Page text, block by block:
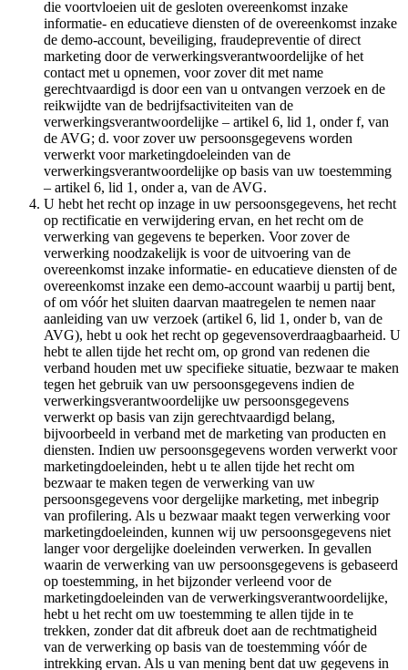
die voortvloeien uit de gesloten overeenkomst inzake
informatie- en educatieve diensten of de overeenkomst inzake
de demo-account, beveiliging, fraudepreventie of direct
marketing door de verwerkingsverantwoordelijke of het
contact met u opnemen, voor zover dit met name
gerechtvaardigd is door een van u ontvangen verzoek en de
reikwijdte van de bedrijfsactiviteiten van de
verwerkingsverantwoordelijke – artikel 6, lid 1, onder f, van
de AVG; d. voor zover uw persoonsgegevens worden
verwerkt voor marketingdoeleinden van de
verwerkingsverantwoordelijke op basis van uw toestemming
– artikel 6, lid 1, onder a, van de AVG.
U hebt het recht op inzage in uw persoonsgegevens, het recht
op rectificatie en verwijdering ervan, en het recht om de
verwerking van gegevens te beperken. Voor zover de
verwerking noodzakelijk is voor de uitvoering van de
overeenkomst inzake informatie- en educatieve diensten of de
overeenkomst inzake een demo-account waarbij u partij bent,
of om vóór het sluiten daarvan maatregelen te nemen naar
aanleiding van uw verzoek (artikel 6, lid 1, onder b, van de
AVG), hebt u ook het recht op gegevensoverdraagbaarheid. U
hebt te allen tijde het recht om, op grond van redenen die
verband houden met uw specifieke situatie, bezwaar te maken
tegen het gebruik van uw persoonsgegevens indien de
verwerkingsverantwoordelijke uw persoonsgegevens
verwerkt op basis van zijn gerechtvaardigd belang,
bijvoorbeeld in verband met de marketing van producten en
diensten. Indien uw persoonsgegevens worden verwerkt voor
marketingdoeleinden, hebt u te allen tijde het recht om
bezwaar te maken tegen de verwerking van uw
persoonsgegevens voor dergelijke marketing, met inbegrip
van profilering. Als u bezwaar maakt tegen verwerking voor
marketingdoeleinden, kunnen wij uw persoonsgegevens niet
langer voor dergelijke doeleinden verwerken. In gevallen
waarin de verwerking van uw persoonsgegevens is gebaseerd
op toestemming, in het bijzonder verleend voor de
marketingdoeleinden van de verwerkingsverantwoordelijke,
hebt u het recht om uw toestemming te allen tijde in te
trekken, zonder dat dit afbreuk doet aan de rechtmatigheid
van de verwerking op basis van de toestemming vóór de
intrekking ervan. Als u van mening bent dat uw gegevens in